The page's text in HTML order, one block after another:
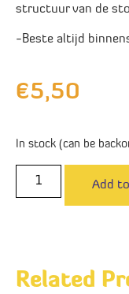
structuur van de
-Beste altijd
€5,50
In stock (can be
Add
Related